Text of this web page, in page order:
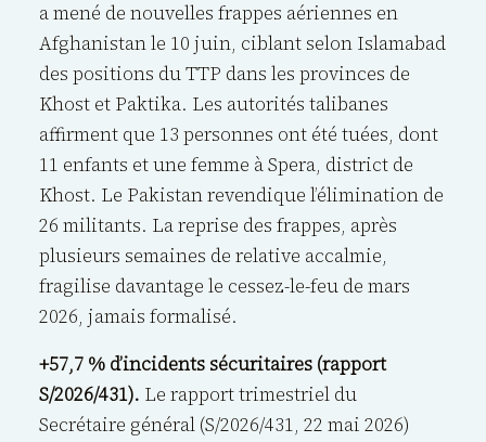
a mené de nouvelles frappes aériennes en
Afghanistan le 10 juin, ciblant selon Islamabad
des positions du TTP dans les provinces de
Khost et Paktika. Les autorités talibanes
affirment que 13 personnes ont été tuées, dont
11 enfants et une femme à Spera, district de
Khost. Le Pakistan revendique l’élimination de
26 militants. La reprise des frappes, après
plusieurs semaines de relative accalmie,
fragilise davantage le cessez-le-feu de mars
2026, jamais formalisé.
+57,7 % d’incidents sécuritaires (rapport
S/2026/431). Le rapport trimestriel du
Secrétaire général (S/2026/431, 22 mai 2026)